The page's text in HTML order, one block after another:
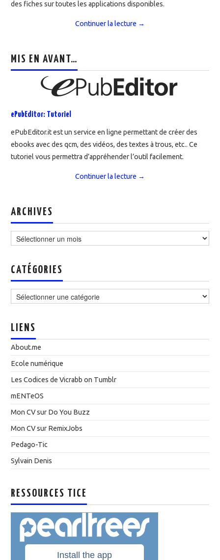
des fiches sur toutes les applications disponibles.
Continuer la lecture →
MIS EN AVANT…
ePubEditor: Tutoriel
ePubEditor.it est un service en ligne permettant de créer des
ebooks avec des qcm, des vidéos, des textes à trous, etc.. Ce
tutoriel vous permettra d’appréhender l’outil facilement.
Continuer la lecture →
ARCHIVES
CATÉGORIES
LIENS
About.me
Ecole numérique
Les Codices de Vicrabb on Tumblr
mENTeOS
Mon CV sur Do You Buzz
Mon CV sur RemixJobs
Pedago-Tic
Sylvain Denis
RESSOURCES TICE